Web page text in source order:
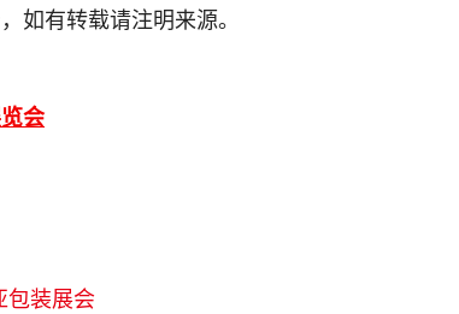
如有转载请注明来源。
会
包装展会